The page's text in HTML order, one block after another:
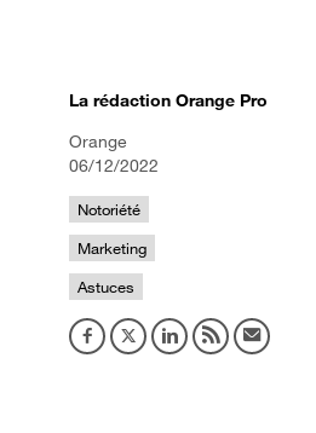
La rédaction Orange Pro
Orange
06/12/2022
Notoriété
Marketing
Astuces